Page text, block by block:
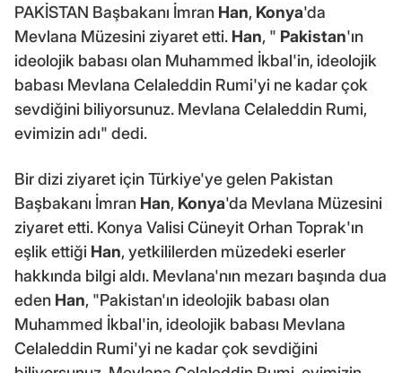
PAKİSTAN Başbakanı İmran Han, Konya'da
Mevlana Müzesini ziyaret etti. Han, " Pakistan'ın
ideolojik babası olan Muhammed İkbal'in, ideolojik
babası Mevlana Celaleddin Rumi'yi ne kadar çok
sevdiğini biliyorsunuz. Mevlana Celaleddin Rumi,
evimizin adı" dedi.
Bir dizi ziyaret için Türkiye'ye gelen Pakistan
Başbakanı İmran Han, Konya'da Mevlana Müzesini
ziyaret etti. Konya Valisi Cüneyit Orhan Toprak'ın
eşlik ettiği Han, yetkililerden müzedeki eserler
hakkında bilgi aldı. Mevlana'nın mezarı başında dua
eden Han, "Pakistan'ın ideolojik babası olan
Muhammed İkbal'in, ideolojik babası Mevlana
Celaleddin Rumi'yi ne kadar çok sevdiğini